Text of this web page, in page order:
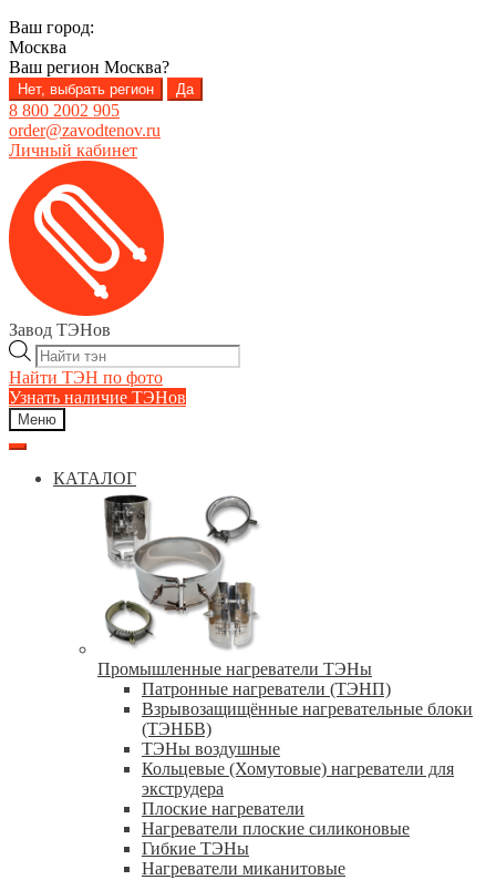
Ваш город:
Москва
Ваш регион Москва?
Нет, выбрать регион Да
8 800 2002 905
order@zavodtenov.ru
Личный кабинет
Перейти
навигации
Перейти
содержимому
Завод ТЭНов
Поиск
товаров
Найти ТЭН по фото
Узнать наличие ТЭНов
Меню
КАТАЛОГ
Промышленные нагреватели ТЭНы
Патронные нагреватели (ТЭНП)
Взрывозащищённые нагревательные блоки
(ТЭНБВ)
ТЭНы воздушные
Кольцевые (Хомутовые) нагреватели для
экструдера
Плоские нагреватели
Нагреватели плоские силиконовые
Гибкие ТЭНы
Нагреватели миканитовые